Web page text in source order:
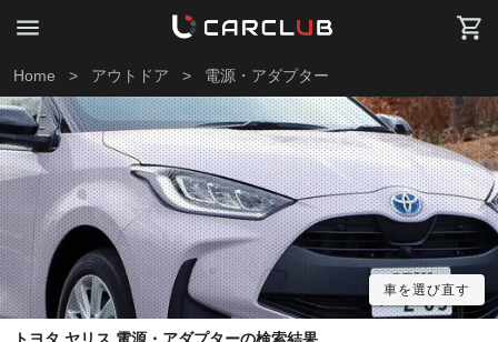
Home > アウトドア > 電源・アダプター
車を選び直す